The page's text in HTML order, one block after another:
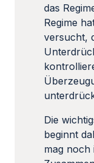
das
Regime
versucht,
Die
beginnt
mag noch